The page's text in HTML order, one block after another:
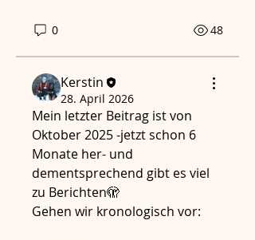
0 48
Kerstin
28. April 2026
Mein letzter Beitrag ist von
Oktober 2025 -jetzt schon 6
Monate her- und
dementsprechend gibt es viel
zu Berichten🫣
Gehen wir kronologisch vor: